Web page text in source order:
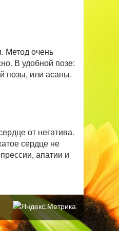
Метод очень
В удобной позе:
позы, или асаны.
от негатива.
сердце не
апатии и